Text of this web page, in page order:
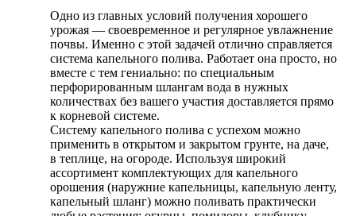
Одно из главных условий получения хорошего
урожая — своевременное и регулярное увлажнение
почвы. Именно с этой задачей отлично справляется
система капельного полива. Работает она просто, но
вместе с тем гениально: по специальным
перфорированным шлангам вода в нужных
количествах без вашего участия доставляется прямо
к корневой системе.
Систему капельного полива с успехом можно
применить в открытом и закрытом грунте, на даче,
в теплице, на огороде. Используя широкий
ассортимент комплектующих для капельного
орошения (наружние капельницы, капельную ленту,
капельный шланг) можно поливать практически